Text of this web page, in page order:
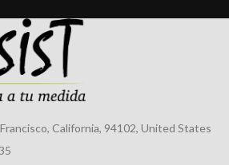
California, 94102, United States